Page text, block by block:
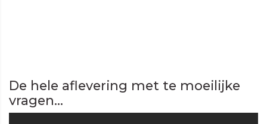
De hele aflevering met te moeilijke
vragen...